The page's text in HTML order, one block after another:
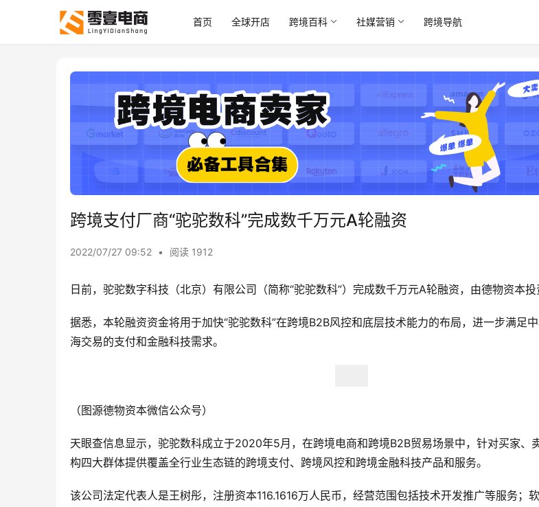
首页 全球开店 跨境百科 社媒营销 跨境导航
跨境支付厂商“驼驼数科”完成数千万元A轮融资
2022/07/27 09:52 • 阅读 1912
日前，驼驼数字科技（北京）有限公司（简称“驼驼数科”）完成数千万元A轮融资，由德物资本投
据悉，本轮融资资金将用于加快“驼驼数科”在跨境B2B风控和底层技术能力的布局，进一步满足
海交易的支付和金融科技需求。
（图源德物资本微信公众号）
天眼查信息显示，驼驼数科成立于2020年5月，在跨境电商和跨境B2B贸易场景中，针对买家、
构四大群体提供覆盖全行业生态链的跨境支付、跨境风控和跨境金融科技产品和服务。
该公司法定代表人是王树彤，注册资本116.1616万人民币，经营范围包括技术开发推广等服务；